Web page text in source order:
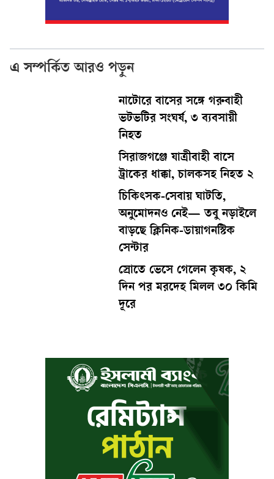
এ সম্পর্কিত আরও পড়ুন
নাটোরে বাসের সঙ্গে গরুবাহী
ভটভটির সংঘর্ষ, ৩ ব্যবসায়ী
নিহত
সিরাজগঞ্জে যাত্রীবাহী বাসে
ট্রাকের ধাক্কা, চালকসহ নিহত ২
চিকিৎসক-সেবায় ঘাটতি,
অনুমোদনও নেই— তবু নড়াইলে
বাড়ছে ক্লিনিক-ডায়াগনস্টিক
সেন্টার
স্রোতে ভেসে গেলেন কৃষক, ২
দিন পর মরদেহ মিলল ৩০ কিমি
দূরে